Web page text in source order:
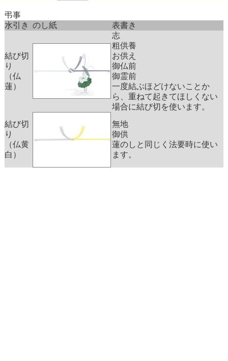
弔事
水引き のし紙 表書き
結び切
り
（仏
蓮）
志
粗供養
お供え
御仏前
御霊前
一度結ぶほどけないことか
ら、重ねて起きてほしくない
場合に結び切を使います。
結び切
り
（仏黄
白）
無地
御供
蓮のしと同じく法要時に使い
ます。